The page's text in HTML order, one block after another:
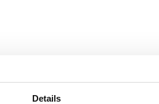
Details